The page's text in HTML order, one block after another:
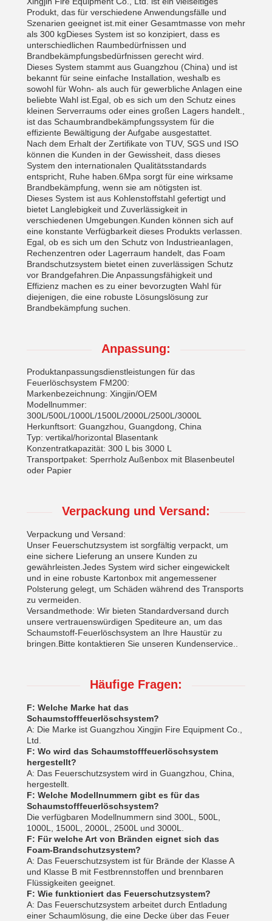
Produkt, das für verschiedene Anwendungsfälle und
Szenarien geeignet ist.mit einer Gesamtmasse von mehr
als 300 kgDieses System ist so konzipiert, dass es
unterschiedlichen Raumbedürfnissen und
Brandbekämpfungsbedürfnissen gerecht wird.
Dieses System stammt aus Guangzhou (China) und ist
bekannt für seine einfache Installation, weshalb es
sowohl für Wohn- als auch für gewerbliche Anlagen eine
beliebte Wahl ist.Egal, ob es sich um den Schutz eines
kleinen Serverraums oder eines großen Lagers handelt.,
ist das Schaumbrandbekämpfungssystem für die
effiziente Bewältigung der Aufgabe ausgestattet.
Nach dem Erhalt der Zertifikate von TUV, SGS und ISO
können die Kunden in der Gewissheit, dass dieses
System den internationalen Qualitätsstandards
entspricht, Ruhe haben.6Mpa sorgt für eine wirksame
Brandbekämpfung, wenn sie am nötigsten ist.
Dieses System ist aus Kohlenstoffstahl gefertigt und
bietet Langlebigkeit und Zuverlässigkeit in
verschiedenen Umgebungen.Kunden können sich auf
eine konstante Verfügbarkeit dieses Produkts verlassen.
Egal, ob es sich um den Schutz von Industrieanlagen,
Rechenzentren oder Lagerraum handelt, das Foam
Brandschutzsystem bietet einen zuverlässigen Schutz
vor Brandgefahren.Die Anpassungsfähigkeit und
Effizienz machen es zu einer bevorzugten Wahl für
diejenigen, die eine robuste Lösungslösung zur
Brandbekämpfung suchen.
Anpassung:
Produktanpassungsdienstleistungen für das
Feuerlöschsystem FM200:
Markenbezeichnung: Xingjin/OEM
Modellnummer:
300L/500L/1000L/1500L/2000L/2500L/3000L
Herkunftsort: Guangzhou, Guangdong, China
Typ: vertikal/horizontal Blasentank
Konzentratkapazität: 300 L bis 3000 L
Transportpaket: Sperrholz Außenbox mit Blasenbeutel
oder Papier
Verpackung und Versand:
Verpackung und Versand:
Unser Feuerschutzsystem ist sorgfältig verpackt, um
eine sichere Lieferung an unsere Kunden zu
gewährleisten.Jedes System wird sicher eingewickelt
und in eine robuste Kartonbox mit angemessener
Polsterung gelegt, um Schäden während des Transports
zu vermeiden.
Versandmethode: Wir bieten Standardversand durch
unsere vertrauenswürdigen Spediteure an, um das
Schaumstoff-Feuerlöschsystem an Ihre Haustür zu
bringen.Bitte kontaktieren Sie unseren Kundenservice..
Häufige Fragen:
F: Welche Marke hat das
Schaumstofffeuerlöschsystem?
A: Die Marke ist Guangzhou Xingjin Fire Equipment Co.,
Ltd.
F: Wo wird das Schaumstofffeuerlöschsystem
hergestellt?
A: Das Feuerschutzsystem wird in Guangzhou, China,
hergestellt.
F: Welche Modellnummern gibt es für das
Schaumstofffeuerlöschsystem?
Die verfügbaren Modellnummern sind 300L, 500L,
1000L, 1500L, 2000L, 2500L und 3000L.
F: Für welche Art von Bränden eignet sich das
Foam-Brandschutzsystem?
A: Das Feuerschutzsystem ist für Brände der Klasse A
und Klasse B mit Festbrennstoffen und brennbaren
Flüssigkeiten geeignet.
F: Wie funktioniert das Feuerschutzsystem?
A: Das Feuerschutzsystem arbeitet durch Entladung
einer Schaumlösung, die eine Decke über das Feuer